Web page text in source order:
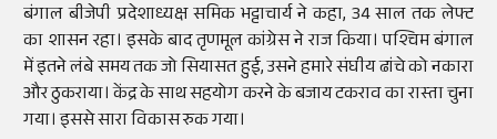
बंगाल बीजेपी प्रदेशाध्यक्ष समिक भट्टाचार्य ने कहा, 34 साल तक लेफ्ट
का शासन रहा। इसके बाद तृणमूल कांग्रेस ने राज किया। पश्चिम बंगाल
में इतने लंबे समय तक जो सियासत हुई, उसने हमारे संघीय ढांचे को नकारा
और ठुकराया। केंद्र के साथ सहयोग करने के बजाय टकराव का रास्ता चुना
गया। इससे सारा विकास रुक गया।